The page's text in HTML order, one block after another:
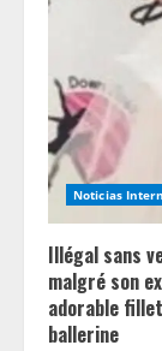
Noticias
Illégal sans
malgré son
adorable
ballerine